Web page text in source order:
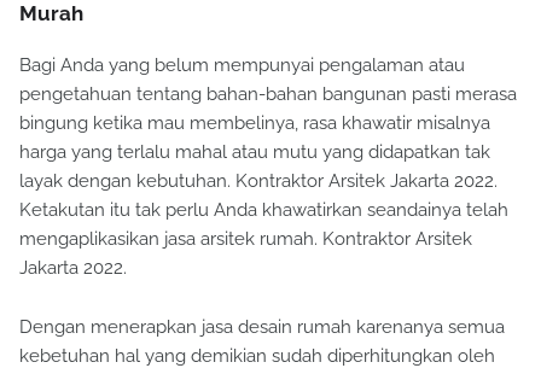
Murah
Bagi Anda yang belum mempunyai pengalaman atau
pengetahuan tentang bahan-bahan bangunan pasti merasa
bingung ketika mau membelinya, rasa khawatir misalnya
harga yang terlalu mahal atau mutu yang didapatkan tak
layak dengan kebutuhan. Kontraktor Arsitek Jakarta 2022.
Ketakutan itu tak perlu Anda khawatirkan seandainya telah
mengaplikasikan jasa arsitek rumah. Kontraktor Arsitek
Jakarta 2022.
Dengan menerapkan jasa desain rumah karenanya semua
kebetuhan hal yang demikian sudah diperhitungkan oleh